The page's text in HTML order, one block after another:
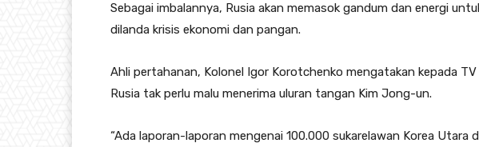
Sebagai imbalannya, Rusia akan memasok gandum dan energi
dilanda krisis ekonomi dan pangan.
Ahli pertahanan, Kolonel Igor Korotchenko mengatakan kepada TV
Rusia tak perlu malu menerima uluran tangan Kim Jong-un.
“Ada laporan-laporan mengenai 100.000 sukarelawan Korea Utara